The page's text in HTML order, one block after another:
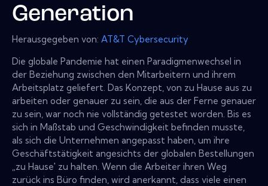
Generation
Herausgegeben von: AT&T Cybersecurity
Die globale Pandemie hat einen Paradigmenwechsel in
der Beziehung zwischen den Mitarbeitern und ihrem
Arbeitsplatz geliefert. Das Konzept, von zu Hause aus zu
arbeiten oder genauer zu sein, die aus der Ferne genauer
zu sein, war noch nie vollständig getestet worden. Bis es
sich in Maßstab und Geschwindigkeit befinden musste,
als sich die Unternehmen angepasst haben, um ihre
Geschäftstätigkeit angesichts der globalen Bestellungen
„zu Hause' zu halten. Wenn die Arbeiter ihren Weg
zurück ins Büro finden, wird anerkannt, dass viele einen